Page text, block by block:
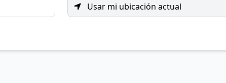
Usar mi ubicación actual